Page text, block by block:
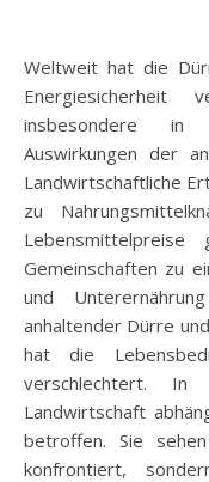
Weltweit hat die Dürre die Armut, den Hunger und die
Energiesicherheit
insbesondere in
Auswirkungen der
Landwirtschaftliche
zu
Gemeinschaften zu
und
anhaltender Dürre
hat die
verschlechtert.
Landwirtschaft
betroffen. Sie
konfrontiert,